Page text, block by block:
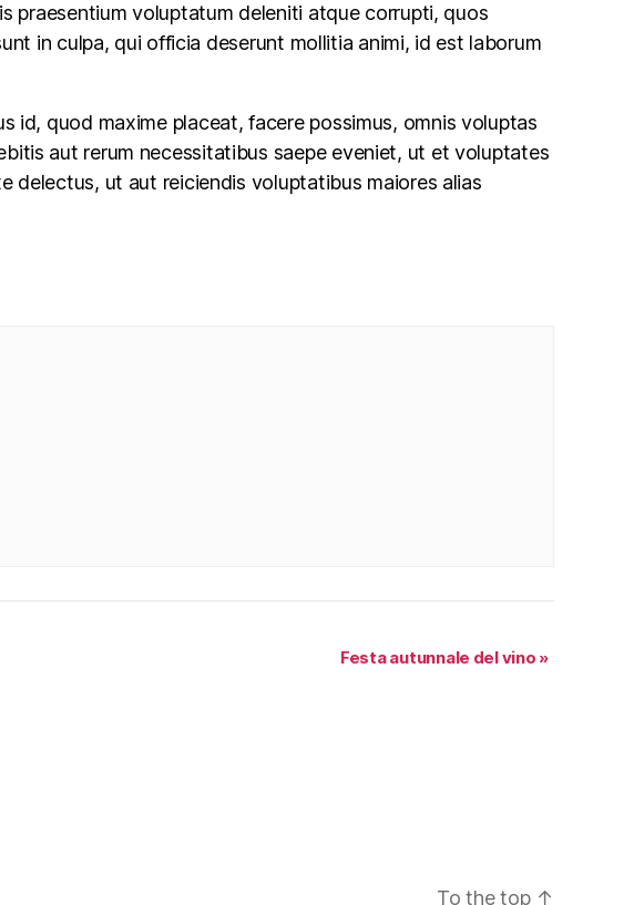
praesentium voluptatum deleniti atque corrupti, quos
in culpa, qui officia deserunt mollitia animi, id est laborum
id, quod maxime placeat, facere possimus, omnis voluptas
aut rerum necessitatibus saepe eveniet, ut et voluptates
delectus, ut aut reiciendis voluptatibus maiores alias
Festa autunnale del vino »
To the top ↑